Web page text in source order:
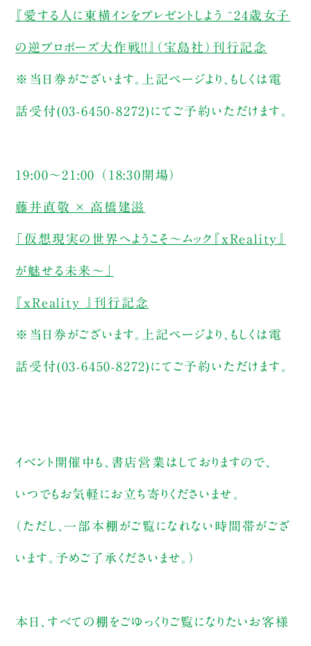
『愛する人に東横インをプレゼントしよう ~24歳女子
の逆プロポーズ大作戦!!』（宝島社）刊行記念
※当日券がございます。上記ページより、もしくは電
話受付(03-6450-8272)にてご予約いただけます。
19:00～21:00 （18:30開場）
藤井直敬 × 高橋建滋
「仮想現実の世界へようこそ〜ムック『xReality』
が魅せる未来〜」
『xReality 』刊行記念
※当日券がございます。上記ページより、もしくは電
話受付(03-6450-8272)にてご予約いただけます。
イベント開催中も、書店営業はしておりますので、
いつでもお気軽にお立ち寄りくださいませ。
（ただし、一部本棚がご覧になれない時間帯がござ
います。予めご了承くださいませ。）
本日、すべての棚をごゆっくりご覧になりたいお客様